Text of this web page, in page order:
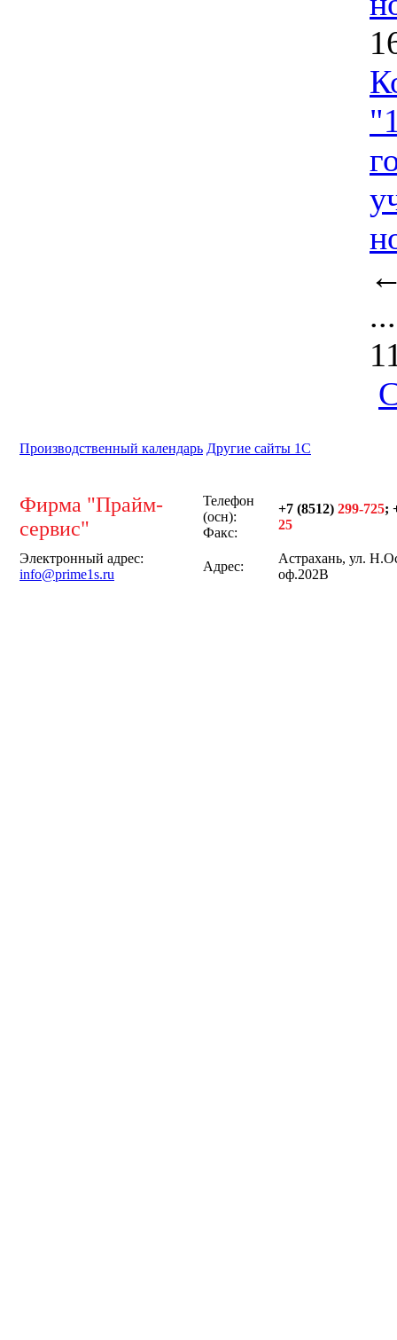
Производственный календарь Другие сайты 1С
Фирма "Прайм-
сервис"
Телефон
(осн):
Факс:
+7 (8512) 299-725;
25
Электронный адрес:
info@prime1s.ru
Адрес:
Астрахань, ул.
оф.202В